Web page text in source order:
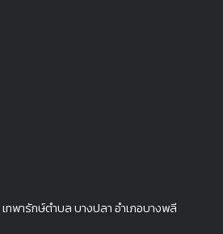
เทพารักษ์ตำบล บางปลา อำเภอบางพลี